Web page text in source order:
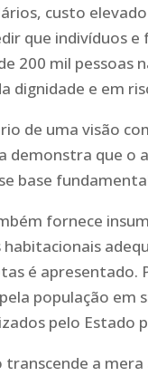
custo
que indivíduos
200 mil pessoas
dignidade e em
de uma visão
demonstra que o
base
fornece
habitacionais
é apresentado.
população
pelo Estado
transcende a